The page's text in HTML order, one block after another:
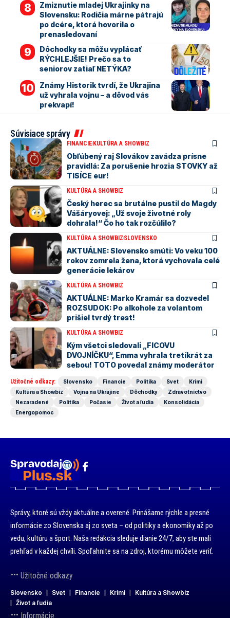
Zmiznutie mladej Ukrajinky na
Slovensku: Rodičia márne pátrajú
po dcére, ktorá hovorila o
prenasledovaní
Dôchodky sa môžu vyplácať
RÝCHLEJŠIE! Prečo sa to
seniorov zatiaľ NETÝKA?
Známy Historik tvrdí, že Ukrajina
už vyhrala vojnu – a dôvod vás
prekvapí!
Súvisiace správy
FINANCIEKULTÚRA A SHOWBIZ
Obľúbený raj Slovákov zavádza prísne
pravidlá: Za porušenie hrozia STOVKY až
TISÍCE eur!
KULTÚRA A SHOWBIZ
Český herec sa brutálne pustil do Magdy
Vášáryovej: „Už svoje životné roly
dohrala!“ Čo ho tak rozčúlilo?
KULTÚRA A SHOWBIZSLOVENSKO
AKTUÁLNE: Slovensko smúti: Vo veku 100
rokov zomrela žena, ktorá vychovala celé
generácie lekárov
KULTÚRA A SHOWBIZ
AKTUÁLNE: Marko Kramár sa dozvedel
ROZSUDOK: Po alkohole za volantom
prišiel tvrdý trest!
KULTÚRA A SHOWBIZ
Kým všetci sledovali „FICOVU
DVOJNÍČKU“, Emma vyhrala tretíkrát za
sebou! TOTO povedal známy moderátor
Užitočné odkazy: Slovensko Financie Politika Svet
Krimi
Kultúra a Showbiz
Vojna na Ukrajine Dôchodky
Zdravotníctvo
Nezaradené
Politika Počasie Život a ľudia
Konsolidácia
Energopomoc
Správy, ktoré sú vždy aktuálne a overené. Prinášame rýchle a presné
informácie zo Slovenska aj zo sveta – od politiky a ekonomiky až po
vedu, kultúru a šport. Naša redakcia sleduje dianie 24/7, aby ste mali
prehľad v každej chvíli. Spoľahnite sa na zdroj, ktorému môžete veriť.
Užitočné odkazy
Slovensko Svet Financie Krimi
Kultúra a Showbiz
Život a ľudia
Informácie